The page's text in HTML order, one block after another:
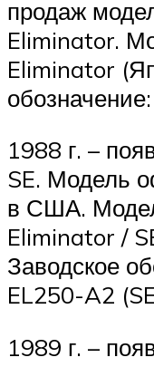
продаж
Eliminator.
Eliminator
1988 г. –
SE. Модель
в США.
Eliminator /
Заводское
EL250-A2
1989 г. –